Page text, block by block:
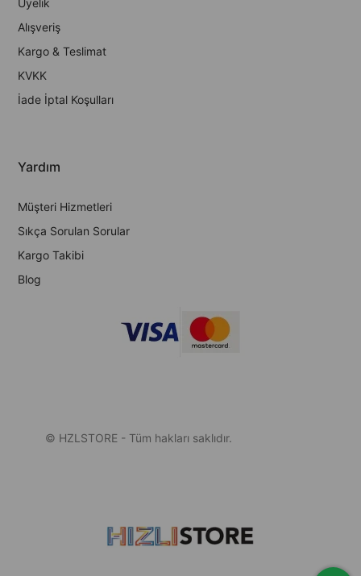
Alışveriş
Kargo & Teslimat
KVKK
İade İptal Koşulları
Yardım
Müşteri Hizmetleri
Sıkça Sorulan Sorular
Kargo Takibi
Blog
© HZLSTORE - Tüm hakları saklıdır.